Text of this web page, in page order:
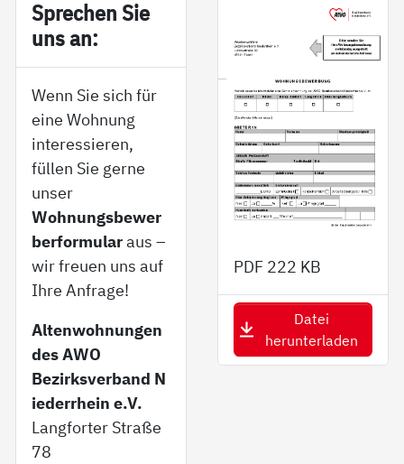
Sp­re­chen Sie
uns an:
Wenn Sie sich für
eine Wohnung
interessieren,
füllen Sie gerne
unser
Wohnungsbewer
berformularaus –
wir freuen uns auf
Ihre Anfrage!
Altenwohnungen
des AWO
Bezirksverband N
iederrhein e.V.
Langforter Straße
78
PDF 222 KB
Datei
herunterladen